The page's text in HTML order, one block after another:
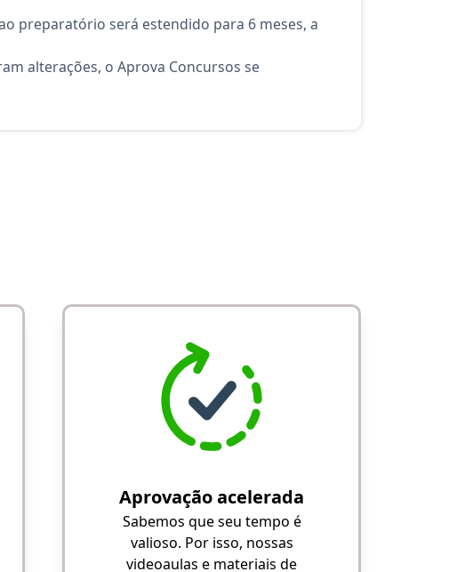
preparatório será estendido para 6 meses, a
alterações, o Aprova Concursos se
Aprovação acelerada
Sabemos que seu tempo é
valioso. Por isso, nossas
videoaulas e materiais de